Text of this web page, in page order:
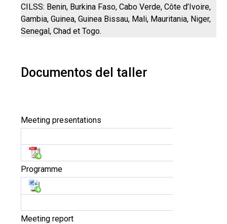
CILSS: Benin, Burkina Faso, Cabo Verde, Côte d’Ivoire,
Gambia, Guinea, Guinea Bissau, Mali, Mauritania, Niger,
Senegal, Chad et Togo.
Documentos del taller
Meeting presentations
Programme
Meeting report